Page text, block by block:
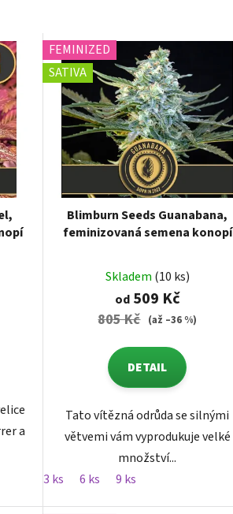
a
FEMINIZED
SATIVA
Blimburn Seeds Guanabana,
feminizovaná semena konopí
Skladem (10 ks)
od509 Kč
805 Kč (až –36 %)
DETAIL
Tato vítězná odrůda se silnými
větvemi vám vyprodukuje velké
množství...
3 ks
6 ks 9 ks